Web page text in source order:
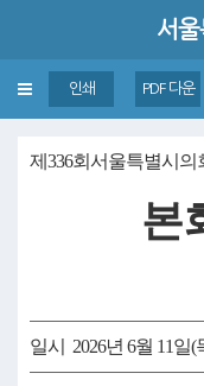
서
Toggle
navigation
인쇄 PDF 다운
제336회서울특별시의
본
일시 2026년 6월 11일(